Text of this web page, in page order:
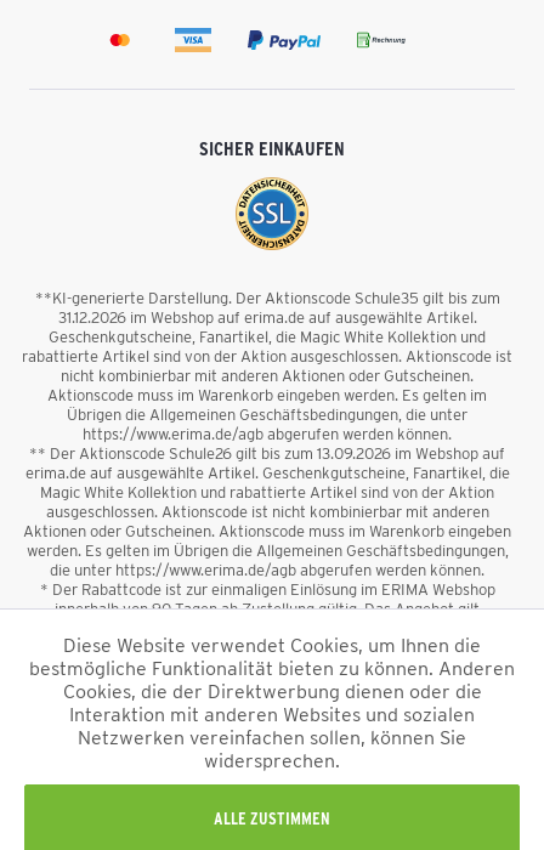
SICHER EINKAUFEN
**KI-generierte Darstellung. Der Aktionscode Schule35 gilt bis zum
31.12.2026 im Webshop auf erima.de auf ausgewählte Artikel.
Geschenkgutscheine, Fanartikel, die Magic White Kollektion und
rabattierte Artikel sind von der Aktion ausgeschlossen. Aktionscode ist
nicht kombinierbar mit anderen Aktionen oder Gutscheinen.
Aktionscode muss im Warenkorb eingeben werden. Es gelten im
Übrigen die Allgemeinen Geschäftsbedingungen, die unter
https://www.erima.de/agb abgerufen werden können.
** Der Aktionscode Schule26 gilt bis zum 13.09.2026 im Webshop auf
erima.de auf ausgewählte Artikel. Geschenkgutscheine, Fanartikel, die
Magic White Kollektion und rabattierte Artikel sind von der Aktion
ausgeschlossen. Aktionscode ist nicht kombinierbar mit anderen
Aktionen oder Gutscheinen. Aktionscode muss im Warenkorb eingeben
werden. Es gelten im Übrigen die Allgemeinen Geschäftsbedingungen,
die unter https://www.erima.de/agb abgerufen werden können.
* Der Rabattcode ist zur einmaligen Einlösung im ERIMA Webshop
innerhalb von 90 Tagen ab Zustellung gültig. Das Angebot gilt
sowie Geschenkgutscheine sind vom Rabatt ausgeschlossen. Der
Rabattcode ist nicht mit anderen Aktionen oder Gutscheinen
kombinierbar. Der Mindestbestellwert beträgt 50 €
*Alle Preise verstehen sich inkl. Mehrwertsteuer und zzgl.
und ggf. Nachnahmegebühren, wenn nicht anders
beschrieben.
Diese Website verwendet Cookies, um Ihnen die
bestmögliche Funktionalität bieten zu können. Anderen
Cookies, die der Direktwerbung dienen oder die
Interaktion mit anderen Websites und sozialen
Netzwerken vereinfachen sollen, können Sie
widersprechen.